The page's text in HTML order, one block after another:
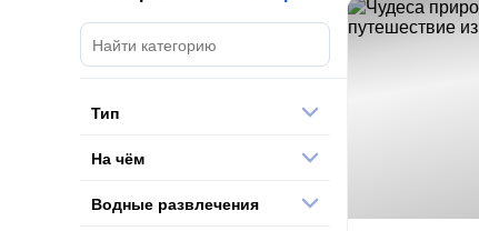
Тип
На чём
Водные развлечения